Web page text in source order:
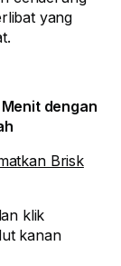
yang
dengan
Brisk
klik
kanan